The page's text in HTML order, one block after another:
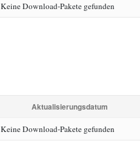
Keine Download-Pakete gefunden
Aktualisierungsdatum
Keine Download-Pakete gefunden